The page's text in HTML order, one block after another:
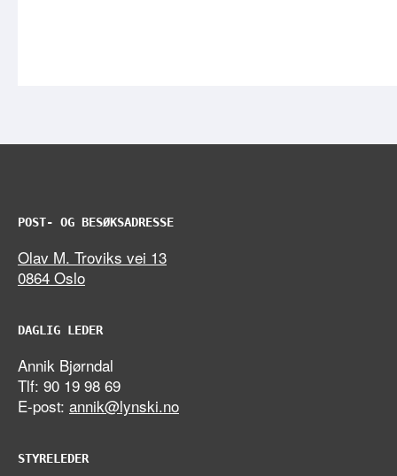
POST- OG BESØKSADRESSE
Olav M. Troviks vei 13
0864 Oslo
DAGLIG LEDER
Annik Bjørndal
Tlf: 90 19 98 69
E-post: annik@lynski.no
STYRELEDER